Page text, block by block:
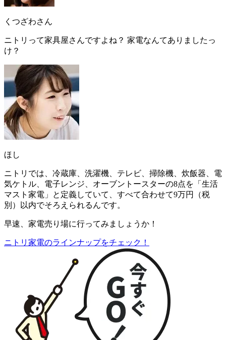
くつざわさん
ニトリって家具屋さんですよね？ 家電なんてありましたっ
け？
ほし
ニトリでは、冷蔵庫、洗濯機、テレビ、掃除機、炊飯器、電
気ケトル、電子レンジ、オーブントースターの8点を「 生活
マスト家電 」と定義していて、すべて合わせて9万円（税
別）以内でそろえられる んです。
早速、家電売り場に行ってみましょうか！
ニトリ家電のラインナップをチェック！